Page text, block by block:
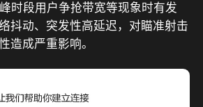
时段用户争抢带宽等现象时有发
抖动、突发性高延迟，对瞄准射击
造成严重影响。